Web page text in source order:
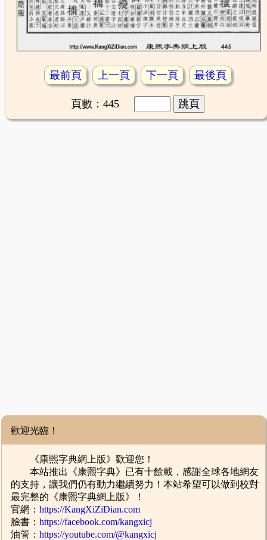
最前頁 上一頁 下一頁 最後頁
頁數：445
歡迎光臨！
《康熙字典網上版》歡迎您！
本站推出《康熙字典》已有十餘載，感謝全球各地網友
的支持，讓我們仍有動力繼續努力！本站希望可以做到校對
最完整的《康熙字典網上版》！
官網：https://KangXiZiDian.com
臉書：https://facebook.com/kangxicj
油管：https://youtube.com/@kangxicj